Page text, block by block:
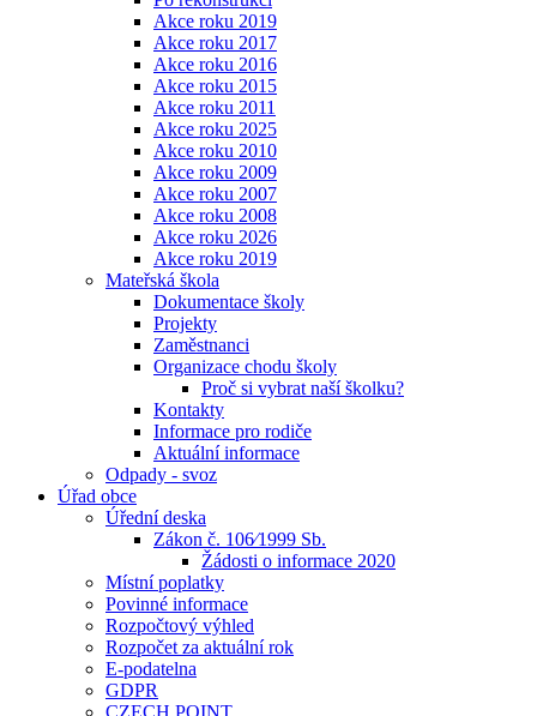
Akce roku 2019
Akce roku 2017
Akce roku 2016
Akce roku 2015
Akce roku 2011
Akce roku 2025
Akce roku 2010
Akce roku 2009
Akce roku 2007
Akce roku 2008
Akce roku 2026
Akce roku 2019
Mateřská škola
Dokumentace školy
Projekty
Zaměstnanci
Organizace chodu školy
Proč si vybrat naší školku?
Kontakty
Informace pro rodiče
Aktuální informace
Odpady - svoz
Úřad obce
Úřední deska
Zákon č. 106⁄1999 Sb.
Žádosti o informace 2020
Místní poplatky
Povinné informace
Rozpočtový výhled
Rozpočet za aktuální rok
E-podatelna
GDPR
CZECH POINT